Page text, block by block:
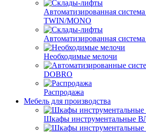
Автоматизированная
TWIN/MONO
Автоматизированная
Необходимые мелочи
DOBRO
Распродажа
Мебель для производства
Шкафы инструментальные